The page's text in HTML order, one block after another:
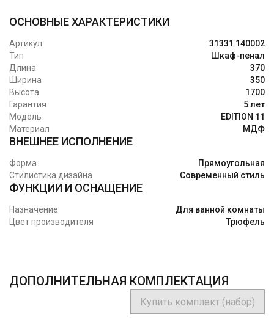
ОСНОВНЫЕ ХАРАКТЕРИСТИКИ
Артикул
31331 140002
Тип
Шкаф-пенал
Длина
370
Ширина
350
Высота
1700
Гарантия
5 лет
Модель
EDITION 11
Материал
МДФ
ВНЕШНЕЕ ИСПОЛНЕНИЕ
Форма
Прямоугольная
Стилистика дизайна
Современный стиль
ФУНКЦИИ И ОСНАЩЕНИЕ
Назначение
Для ванной комнаты
Цвет производителя
Трюфель
ДОПОЛНИТЕЛЬНАЯ КОМПЛЕКТАЦИЯ
Купить комплект (набор)